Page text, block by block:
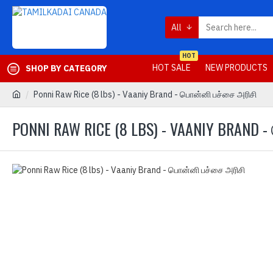
All
SHOP BY CATEGORY HOT SALE
HOT
NEW PRODUCTS
Ponni Raw Rice (8 lbs) - Vaaniy Brand - பொன்னி பச்சை அரிசி
PONNI RAW RICE (8 LBS) - VAANIY